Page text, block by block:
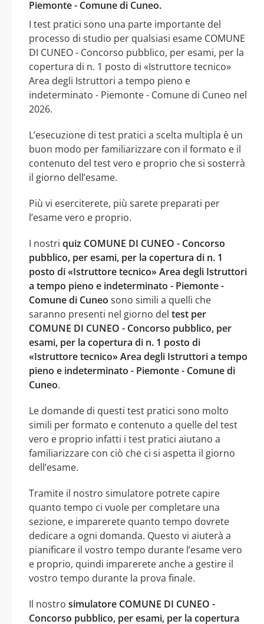
Piemonte - Comune di Cuneo.
I test pratici sono una parte importante del
processo di studio per qualsiasi esame COMUNE
DI CUNEO - Concorso pubblico, per esami, per la
copertura di n. 1 posto di «Istruttore tecnico»
Area degli Istruttori a tempo pieno e
indeterminato - Piemonte - Comune di Cuneo nel
2026.
L’esecuzione di test pratici a scelta multipla è un
buon modo per familiarizzare con il formato e il
contenuto del test vero e proprio che si sosterrà
il giorno dell’esame.
Più vi eserciterete, più sarete preparati per
l’esame vero e proprio.
I nostri quiz COMUNE DI CUNEO - Concorso
pubblico, per esami, per la copertura di n. 1
posto di «Istruttore tecnico» Area degli Istruttori
a tempo pieno e indeterminato - Piemonte -
Comune di Cuneo sono simili a quelli che
saranno presenti nel giorno del test per
COMUNE DI CUNEO - Concorso pubblico, per
esami, per la copertura di n. 1 posto di
«Istruttore tecnico» Area degli Istruttori a tempo
pieno e indeterminato - Piemonte - Comune di
Cuneo.
Le domande di questi test pratici sono molto
simili per formato e contenuto a quelle del test
vero e proprio infatti i test pratici aiutano a
familiarizzare con ciò che ci si aspetta il giorno
dell’esame.
Tramite il nostro simulatore potrete capire
quanto tempo ci vuole per completare una
sezione, e imparerete quanto tempo dovrete
dedicare a ogni domanda. Questo vi aiuterà a
pianificare il vostro tempo durante l’esame vero
e proprio, quindi imparerete anche a gestire il
vostro tempo durante la prova finale.
Il nostro simulatore COMUNE DI CUNEO -
Concorso pubblico, per esami, per la copertura